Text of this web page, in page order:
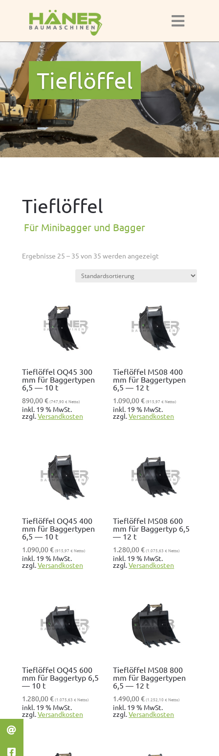
Tieflöf­fel
Tieflöffel
Für Mini­bag­ger und Bagger
Ergeb­nisse 25 – 35 von 35 wer­den angezeigt
Tieflöffel OQ45 300
mm für Baggertypen
6,5 — 10 t
890,00€(747,90 €Netto)
inkl. 19 % MwSt.
zzgl.Ver­sand­kosten
Tieflöffel MS08 400
mm für Baggertypen
6,5 — 12 t
1.090,00€(915,97€Netto)
inkl. 19 % MwSt.
zzgl.Ver­sand­kosten
Tieflöffel OQ45 400
mm für Baggertypen
6,5 — 10 t
1.090,00€(915,97 €Netto)
inkl. 19 % MwSt.
zzgl.Ver­sand­kosten
Tieflöffel MS08 600
mm für Baggertyp 6,5
— 12 t
1.280,00€(1.075,63€Netto)
inkl. 19 % MwSt.
zzgl.Ver­sand­kosten
Tieflöffel OQ45 600
mm für Baggertyp 6,5
— 10 t
1.280,00€(1.075,63 €Netto)
inkl. 19 % MwSt.
zzgl.Ver­sand­kosten
Tieflöffel MS08 800
mm für Baggertypen
6,5 — 12 t
1.490,00€(1.252,10€Netto)
inkl. 19 % MwSt.
zzgl.Ver­sand­kosten